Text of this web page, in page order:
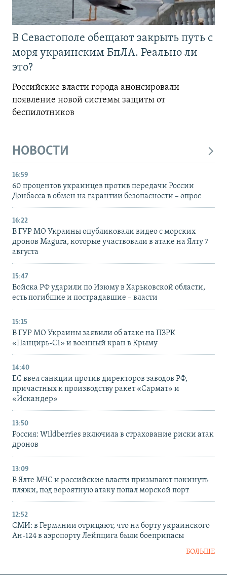
В Севастополе обещают закрыть путь с
моря украинским БпЛА. Реально ли
это?
Российские власти города анонсировали
появление новой системы защиты от
беспилотников
НОВОСТИ
16:59
60 процентов украинцев против передачи России
Донбасса в обмен на гарантии безопасности – опрос
16:22
В ГУР МО Украины опубликовали видео с морских
дронов Magura, которые участвовали в атаке на Ялту 7
августа
15:47
Войска РФ ударили по Изюму в Харьковской области,
есть погибшие и пострадавшие – власти
15:15
В ГУР МО Украины заявили об атаке на ПЗРК
«Панцирь-С1» и военный кран в Крыму
14:40
ЕС ввел санкции против директоров заводов РФ,
причастных к производству ракет «Сармат» и
«Искандер»
13:50
Россия: Wildberries включила в страхование риски атак
дронов
13:09
В Ялте МЧС и российские власти призывают покинуть
пляжи, под вероятную атаку попал морской порт
12:52
СМИ: в Германии отрицают, что на борту украинского
Ан-124 в аэропорту Лейпцига были боеприпасы
БОЛЬШЕ